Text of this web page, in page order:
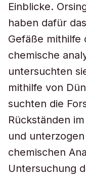
Einblicke.
haben dafür
Gefäße mithilfe
chemische
untersuchten
mithilfe von
suchten die
Rückständen
und
chemischen
Untersuchung